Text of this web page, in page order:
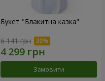
Букет "Блакитна казка"
6 141 грн
Замовити